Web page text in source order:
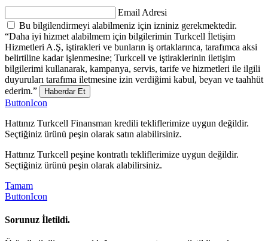
Email Adresi
Bu bilgilendirmeyi alabilmeniz için izniniz gerekmektedir.
“Daha iyi hizmet alabilmem için bilgilerimin Turkcell İletişim
Hizmetleri A.Ş, iştirakleri ve bunların iş ortaklarınca, tarafımca aksi
belirtiline kadar işlenmesine; Turkcell ve iştiraklerinin iletişim
bilgilerimi kullanarak, kampanya, servis, tarife ve hizmetleri ile ilgili
duyuruları tarafıma iletmesine izin verdiğimi kabul, beyan ve taahhüt
ederim.”
Haberdar Et
ButtonIcon
Hattınız Turkcell Finansman kredili tekliflerimize uygun değildir.
Seçtiğiniz ürünü peşin olarak satın alabilirsiniz.
Hattınız Turkcell peşine kontratlı tekliflerimize uygun değildir.
Seçtiğiniz ürünü peşin olarak alabilirsiniz.
Tamam
ButtonIcon
Sorunuz İletildi.